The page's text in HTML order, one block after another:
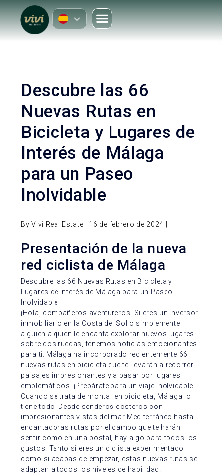
Descubre las 66
Nuevas Rutas en
Bicicleta y Lugares de
Interés de Málaga
para un Paseo
Inolvidable
By Vivi Real Estate | 16 de febrero de 2024 |
Presentación de la nueva
red ciclista de Málaga
Descubre las 66 Nuevas Rutas en Bicicleta y
Lugares de Interés de Málaga para un Paseo
Inolvidable
¡Hola, compañeros aventureros! Si eres un inversor
inmobiliario en la Costa del Sol o simplemente
alguien a quien le encanta explorar nuevos lugares
sobre dos ruedas, tenemos noticias emocionantes
para ti. Málaga ha incorporado recientemente 66
nuevas rutas en bicicleta que te llevarán a recorrer
paisajes impresionantes y a pasar por lugares
emblemáticos. ¡Prepárate para un viaje inolvidable!
Cuando se trata de montar en bicicleta, Málaga lo
tiene todo. Desde senderos costeros con
impresionantes vistas del mar Mediterráneo hasta
encantadoras rutas por el campo que te harán
sentir como en una postal, hay algo para todos los
gustos. Tanto si eres un ciclista experimentado
como si acabas de empezar, estas nuevas rutas se
adaptan a todos los niveles de habilidad.